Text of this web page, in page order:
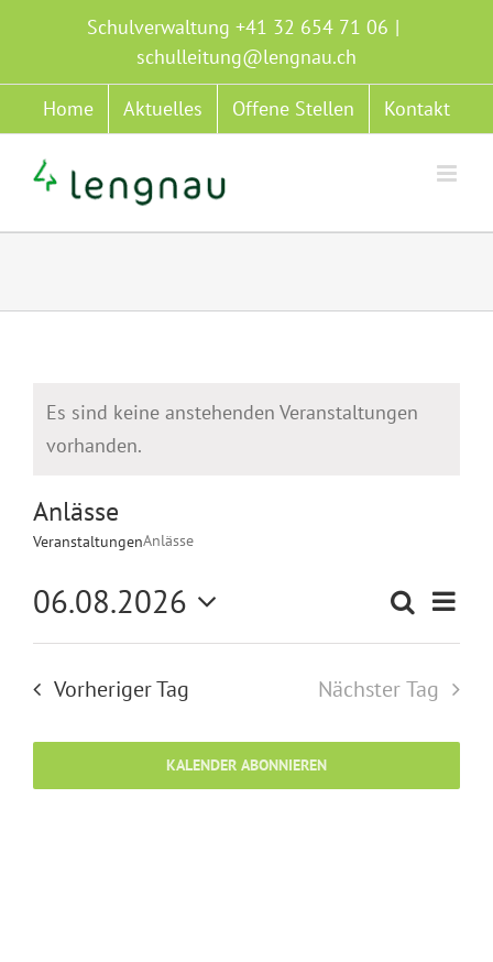
springen
Schulverwaltung +41 32 654 71 06 |
schulleitung@lengnau.ch
Home Aktuelles Offene Stellen Kontakt
Es sind keine anstehenden Veranstaltungen
vorhanden.
Anlässe
VeranstaltungenAnlässe
Suche
Suche
Tag
06.08.2026
Datum
Vorheriger Tag Nächster Tag
KALENDER ABONNIEREN